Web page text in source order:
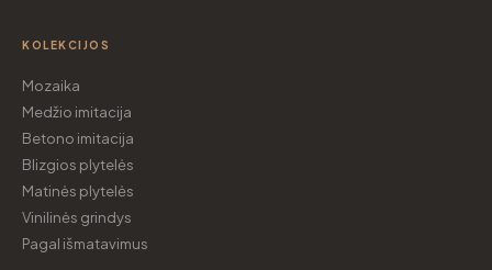
KOLEKCIJOS
Mozaika
Medžio imitacija
Betono imitacija
Blizgios plytelės
Matinės plytelės
Vinilinės grindys
Pagal išmatavimus